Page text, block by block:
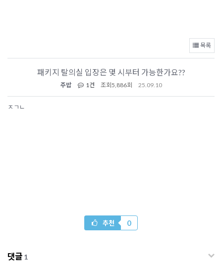
목록
패키지 탈의실 입장은 몇 시부터 가능한가요??
주밥 1건 조회 5,886회 25.09.10
ㅈㄱㄴ
추천 0
댓글 1